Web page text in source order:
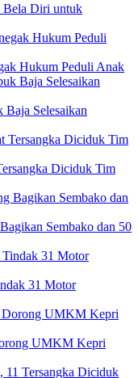
Bela Diri untuk
Hukum Peduli Anak
Baja Selesaikan
Diciduk Tim
Sembako dan 50
31 Motor
UMKM Kepri